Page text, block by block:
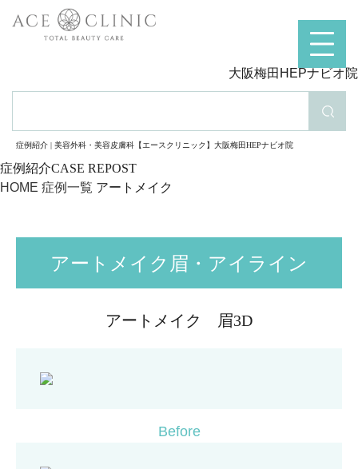
症例紹介 | 美容外科・美容皮膚科【エースクリニック】大阪梅田HEPナビオ院
大阪梅田HEPナビオ院
症例紹介
HOME 症例一覧 アートメイク
アートメイク眉・アイライン
アートメイク 眉3D
Before